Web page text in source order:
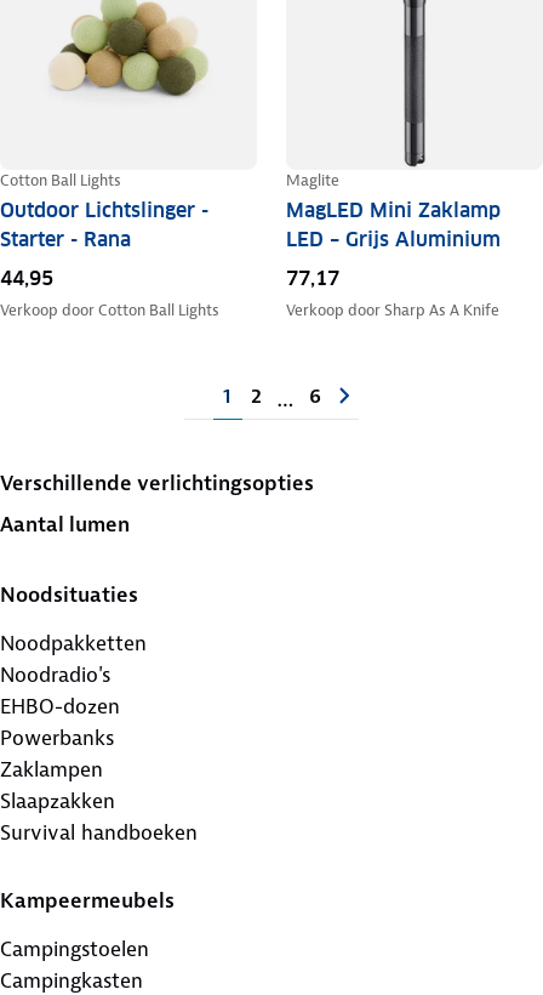
Cotton Ball Lights
Outdoor Lichtslinger -
Starter - Rana
44,95
Verkoop doorCotton Ball Lights
Maglite
MagLED Mini Zaklamp
LED – Grijs Aluminium
77,17
Verkoop doorSharp As A Knife
1 2 … 6
Verschillende verlichtingsopties
Aantal lumen
Noodsituaties
Noodpakketten
Noodradio's
EHBO-dozen
Powerbanks
Zaklampen
Slaapzakken
Survival handboeken
Kampeermeubels
Campingstoelen
Campingkasten